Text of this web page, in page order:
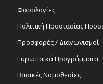
Φορολογίες
Πολιτική Προστασίας
Προσφορές / Διαγωνισμοί
Ευρωπαϊκά Προγράμματα
Βασικές Νομοθεσίες